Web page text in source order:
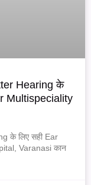
Hearing के
Multispeciality
के लिए सही Ear
Varanasi कान